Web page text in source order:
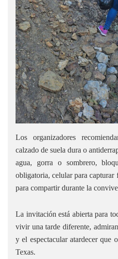
Los organizadores
calzado de suela dura o
agua, gorra o sombrero,
obligatoria, celular para
para compartir durante la
La invitación está abierta para
vivir una tarde diferente,
y el espectacular atardecer que
Texas.